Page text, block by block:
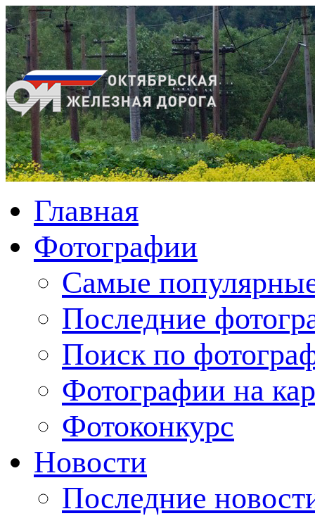
Главная
Фотографии
Cамые
Последние
Поиск по
Фотографии на
Фотоконкурс
Новости
Последние